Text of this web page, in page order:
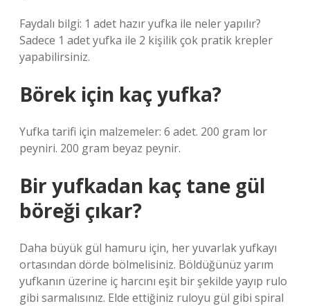
Faydalı bilgi: 1 adet hazır yufka ile neler yapılır?
Sadece 1 adet yufka ile 2 kişilik çok pratik krepler
yapabilirsiniz.
Börek için kaç yufka?
Yufka tarifi için malzemeler: 6 adet. 200 gram lor
peyniri. 200 gram beyaz peynir.
Bir yufkadan kaç tane gül
böreği çıkar?
Daha büyük gül hamuru için, her yuvarlak yufkayı
ortasından dörde bölmelisiniz. Böldüğünüz yarım
yufkanın üzerine iç harcını eşit bir şekilde yayıp rulo
gibi sarmalısınız. Elde ettiğiniz ruloyu gül gibi spiral